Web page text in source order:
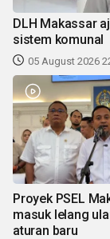
DLH Makassar
sistem komunal
05 August 2026
Proyek PSEL
masuk lelang
aturan baru